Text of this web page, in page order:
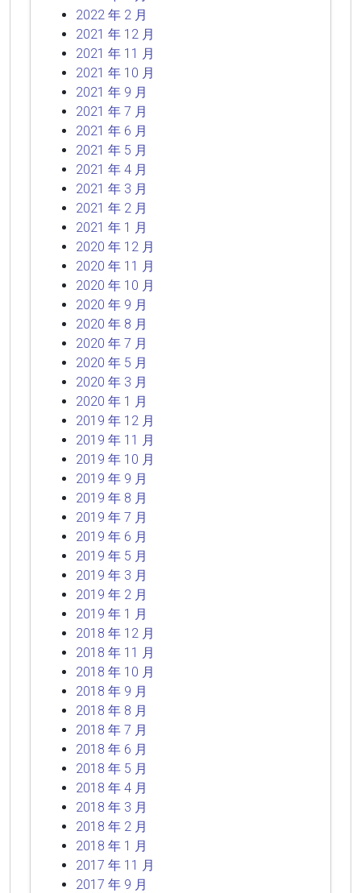
2022 年 2 月
2021 年 12 月
2021 年 11 月
2021 年 10 月
2021 年 9 月
2021 年 7 月
2021 年 6 月
2021 年 5 月
2021 年 4 月
2021 年 3 月
2021 年 2 月
2021 年 1 月
2020 年 12 月
2020 年 11 月
2020 年 10 月
2020 年 9 月
2020 年 8 月
2020 年 7 月
2020 年 5 月
2020 年 3 月
2020 年 1 月
2019 年 12 月
2019 年 11 月
2019 年 10 月
2019 年 9 月
2019 年 8 月
2019 年 7 月
2019 年 6 月
2019 年 5 月
2019 年 3 月
2019 年 2 月
2019 年 1 月
2018 年 12 月
2018 年 11 月
2018 年 10 月
2018 年 9 月
2018 年 8 月
2018 年 7 月
2018 年 6 月
2018 年 5 月
2018 年 4 月
2018 年 3 月
2018 年 2 月
2018 年 1 月
2017 年 11 月
2017 年 9 月